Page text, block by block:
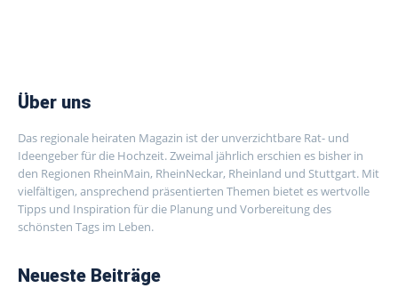
Über uns
Das regionale heiraten Magazin ist der unverzichtbare Rat- und
Ideengeber für die Hochzeit. Zweimal jährlich erschien es bisher in
den Regionen RheinMain, RheinNeckar, Rheinland und Stuttgart. Mit
vielfältigen, ansprechend präsentierten Themen bietet es wertvolle
Tipps und Inspiration für die Planung und Vorbereitung des
schönsten Tags im Leben.
Neueste Beiträge